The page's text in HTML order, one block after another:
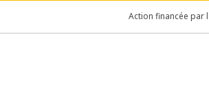
Action financée par